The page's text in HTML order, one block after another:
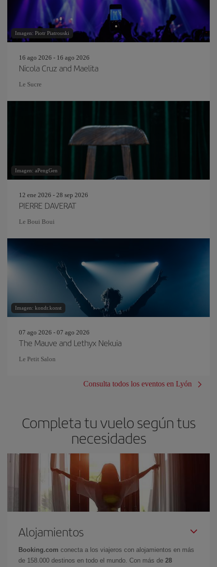
Imagen: Piotr Piatrouski
16 ago 2026 - 16 ago 2026
Nicola Cruz and Maelita
Le Sucre
Imagen: aPengGen
12 ene 2026 - 28 sep 2026
PIERRE DAVERAT
Le Boui Boui
Imagen: kondr.konst
07 ago 2026 - 07 ago 2026
The Mauve and Lethyx Nekuia
Le Petit Salon
Consulta todos los eventos en Lyón
Completa tu vuelo según tus
necesidades
Alojamientos
Booking.com conecta a los viajeros con alojamientos en más
de 158.000 destinos en todo el mundo. Con más de 28